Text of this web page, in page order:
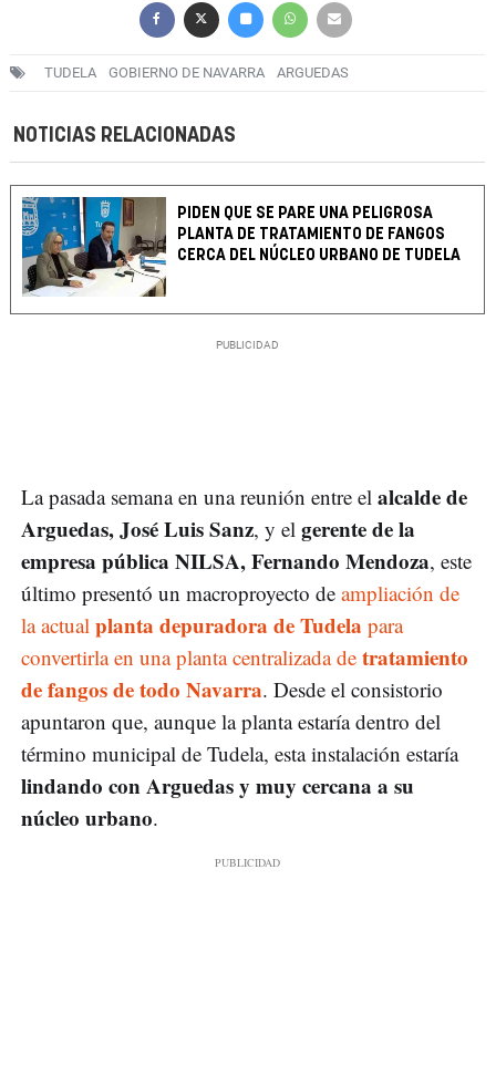
TUDELA GOBIERNO DE NAVARRA ARGUEDAS
NOTICIAS RELACIONADAS
PIDEN QUE SE PARE UNA PELIGROSA
PLANTA DE TRATAMIENTO DE FANGOS
CERCA DEL NÚCLEO URBANO DE TUDELA
La pasada semana en una reunión entre el alcalde de
Arguedas, José Luis Sanz, y el gerente de la
empresa pública NILSA, Fernando Mendoza, este
último presentó un macroproyecto de ampliación de
la actual planta depuradora de Tudela para
convertirla en una planta centralizada de tratamiento
de fangos de todo Navarra. Desde el consistorio
apuntaron que, aunque la planta estaría dentro del
término municipal de Tudela, esta instalación estaría
lindando con Arguedas y muy cercana a su
núcleo urbano.